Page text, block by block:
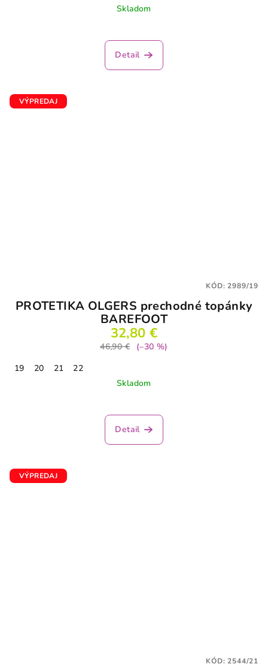
Skladom
hodnotenie
produktu
Detail
VÝPREDAJ
PROTETIKA OLGERS prechodné topánky
BAREFOOT
32,80 €
46,90 €
(–30 %)
19
20 21
22
Skladom
Detail
KÓD:2989/19
VÝPREDAJ
KÓD:2544/21